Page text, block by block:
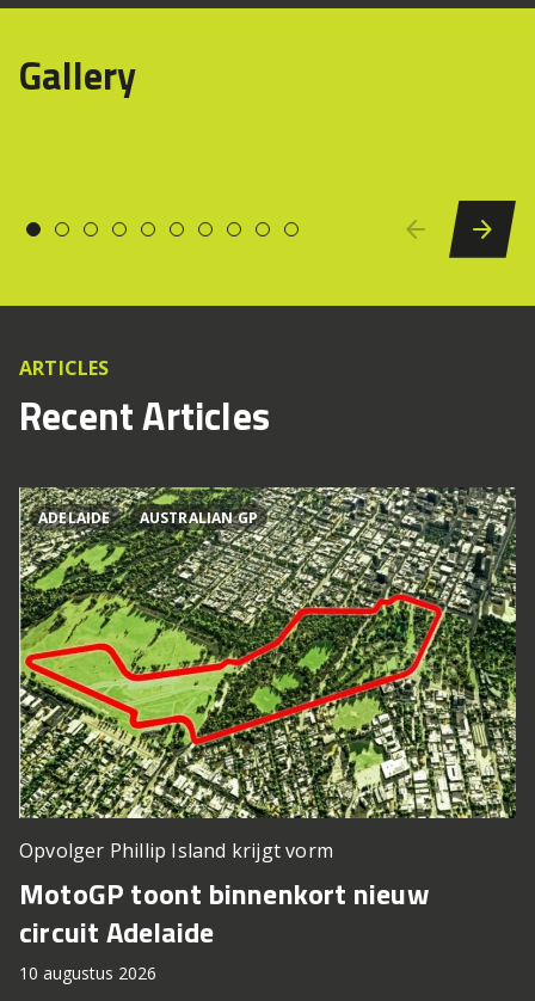
Gallery
ARTICLES
Recent Articles
ADELAIDE AUSTRALIAN GP
Opvolger Phillip Island krijgt vorm
MotoGP toont binnenkort nieuw
circuit Adelaide
10 augustus 2026